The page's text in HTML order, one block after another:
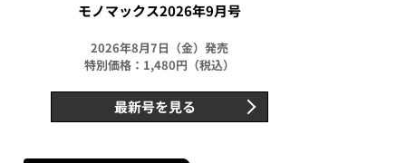
モノマックス2026年9月号
2026年8月7日（金）発売
特別価格：1,480円（税込）
最新号を見る